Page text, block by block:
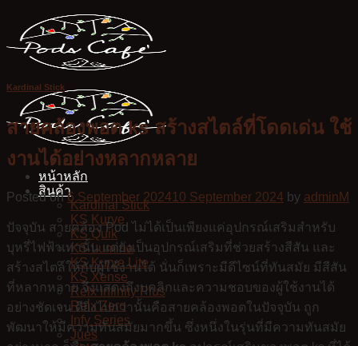
content
หน้าหลัก
สินค้า
Kardinal Stick
KS Kurve
KS Quik
KS Lumina
KS Kurve Lite
KS Xense
Relx Infinity Plus
Relx Zero
Infy Series
Jues
Kardinal Stick
สายคล้องพอต ks สร้างสไตล์ที่โดดเด่น ใช้
งานได้อย่างหลากหลาย
Posted on6 September 202410 September 2024 by adminM
ปัจจุบัน สายคล้อง Pod ไม่ได้เป็นเพียงแค่อุปกรณ์เสริมสำหรับ
บุหรี่ไฟฟ้าเท่านั้น แต่ยังเป็นอุปกรณ์เสริมที่ช่วยสร้างสีสัน และ
สร้างสไตล์ให้กับผู้ใช้งานได้ นั่นก็เพราะมีดีไซน์ที่ทันสมัย มีสีสัน
ที่หลากหลาย จึงแสดงถึงบุคลิกและความชอบของผู้ใช้งานได้
อย่างชัดเจน ดียิ่งไปกว่านั้นคือสายคล้องพอตในปัจจุบัน ถูก
พัฒนาให้มีความทันสมัยมากขึ้น ซึ่งหนึ่งในรุ่นที่มีความทันสมัย